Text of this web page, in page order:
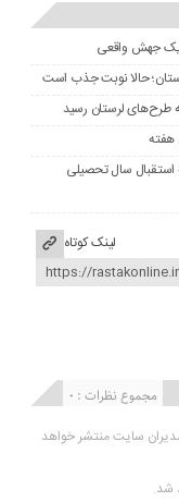
یک جهش واقعی
هفته
۴۳ پروژه آموزشی به استقبال سال تحصیلی
لینک کوتاه
مجموع نظرات : 0
سایت منتشر خواهد
شد.